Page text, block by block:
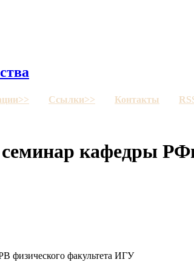
Ссылки>> Контакты
семинар кафедры
физического факультета ИГУ